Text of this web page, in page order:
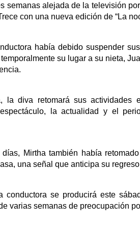
semanas alejada de la televisión
con una nueva edición de “La
había debido suspender
su lugar a su nieta,
la diva retomará sus
la actualidad y el
Mirtha también había
una señal que anticipa su
conductora se producirá este
varias semanas de preocupación